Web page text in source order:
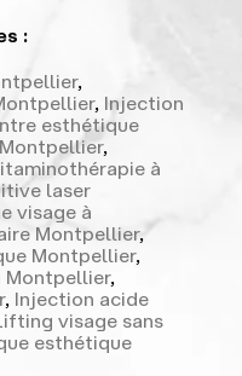
:
,
, Injection
esthétique
,
à
laser
visage à
Montpellier,
Montpellier,
Montpellier,
, Injection acide
visage sans
esthétique